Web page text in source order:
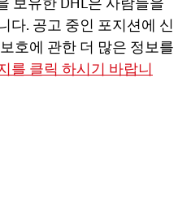
다. 공고 중인 포지션에 신
호에 관한 더 많은 정보를
를 클릭 하시기 바랍니